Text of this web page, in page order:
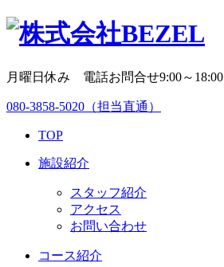
月曜日休み 電話お問合せ9:00～18:00
080-3858-5020 （担当直通）
TOP
施設紹介
スタッフ紹介
アクセス
お問い合わせ
コース紹介